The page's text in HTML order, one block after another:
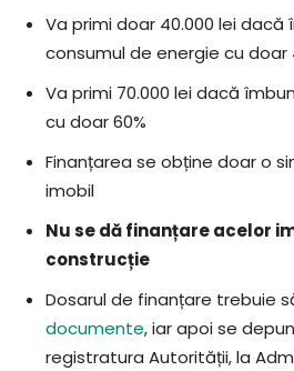
Va primi doar 40.000 lei
consumul de energie cu doar
Va primi 70.000 lei dacă
cu doar 60%
Finanțarea se obține doar o
imobil
Nu se dă finanțare acelor
construcție
Dosarul de finanțare trebuie
documente, iar apoi se
registratura Autorității, la